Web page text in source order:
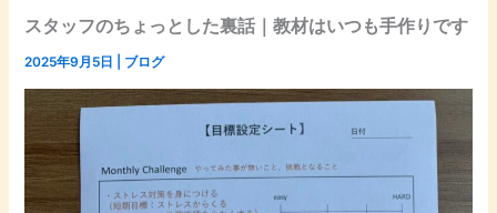
スタッフのちょっとした裏話｜教材はいつも手作りです
2025年9月5日 ブログ